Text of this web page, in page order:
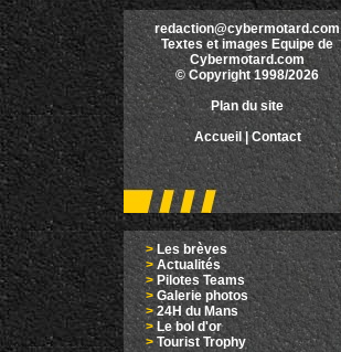
redaction@cybermotard.com
Textes et images Equipe de
Cybermotard.com
© Copyright 1998/2026
Plan du site
Accueil |Contact
>Les brèves
> Actualités
> Pilotes Teams
>Galerie photos
>24H du Mans
>Le bol d'or
> Tourist Trophy